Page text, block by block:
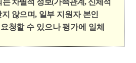
차별적 정보(가족관계,신체적
지 않으며, 일부 지원자 본인
청할 수 있으나 평가에 일체